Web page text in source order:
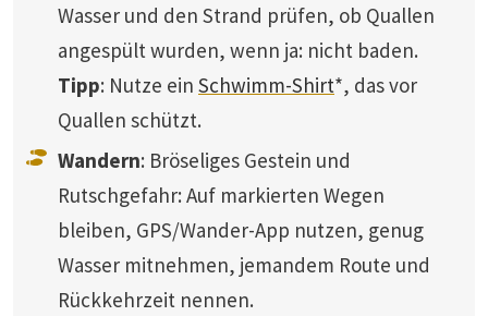
Wasser und den Strand prüfen, ob Quallen
angespült wurden, wenn ja: nicht baden.
Tipp: Nutze ein Schwimm-Shirt*, das vor
Quallen schützt.
Wandern: Bröseliges Gestein und
Rutschgefahr: Auf markierten Wegen
bleiben, GPS/Wander-App nutzen, genug
Wasser mitnehmen, jemandem Route und
Rückkehrzeit nennen.